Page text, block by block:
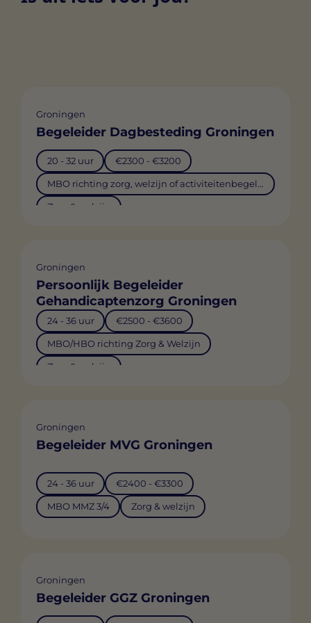
Groningen
Begeleider Dagbesteding Groningen
20 - 32 uur €2300 - €3200
MBO richting zorg, welzijn of activiteitenbegeleiding
Zorg & welzijn
Groningen
Persoonlijk Begeleider
Gehandicaptenzorg Groningen
24 - 36 uur €2500 - €3600
MBO/HBO richting Zorg & Welzijn
Zorg & welzijn
Groningen
Begeleider MVG Groningen
24 - 36 uur €2400 - €3300
MBO MMZ 3/4 Zorg & welzijn
Groningen
Begeleider GGZ Groningen